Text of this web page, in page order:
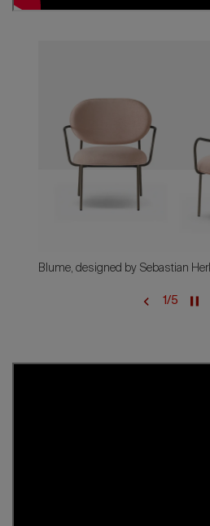
Blume, designed by Sebastian
1/5